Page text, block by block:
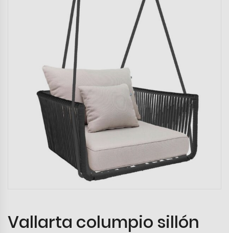
Vallarta columpio sillón